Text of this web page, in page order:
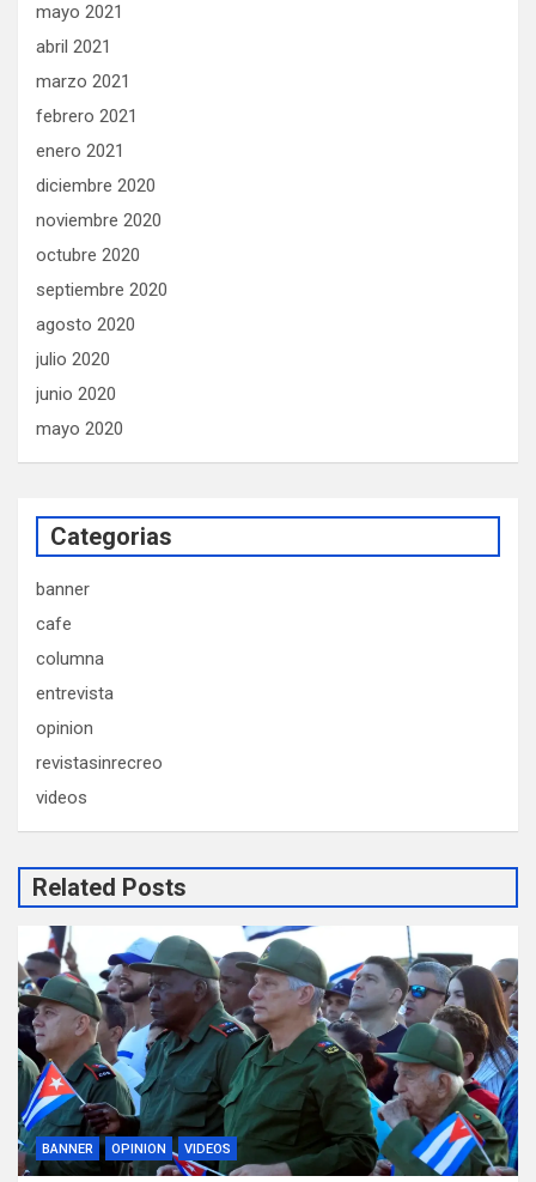
mayo 2021
abril 2021
marzo 2021
febrero 2021
enero 2021
diciembre 2020
noviembre 2020
octubre 2020
septiembre 2020
agosto 2020
julio 2020
junio 2020
mayo 2020
Categorias
banner
cafe
columna
entrevista
opinion
revistasinrecreo
videos
Related Posts
BANNER OPINION VIDEOS